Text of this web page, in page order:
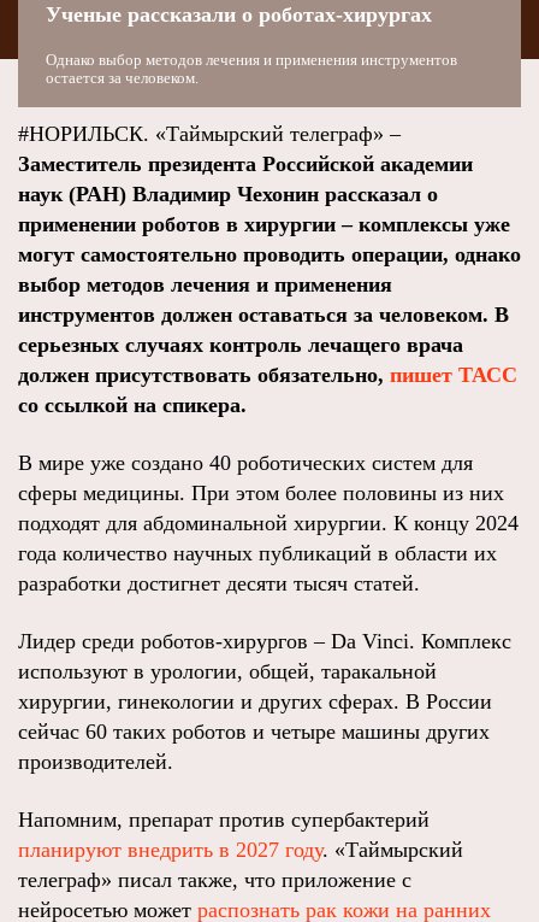
Ученые рассказали о роботах-хирургах
Однако выбор методов лечения и применения инструментов
остается за человеком.
#НОРИЛЬСК. «Таймырский телеграф» –
Заместитель президента Российской академии
наук (РАН) Владимир Чехонин рассказал о
применении роботов в хирургии – комплексы уже
могут самостоятельно проводить операции, однако
выбор методов лечения и применения
инструментов должен оставаться за человеком. В
серьезных случаях контроль лечащего врача
должен присутствовать обязательно, пишет ТАСС
со ссылкой на спикера.
В мире уже создано 40 роботических систем для
сферы медицины. При этом более половины из них
подходят для абдоминальной хирургии. К концу 2024
года количество научных публикаций в области их
разработки достигнет десяти тысяч статей.
Лидер среди роботов-хирургов – Da Vinci. Комплекс
используют в урологии, общей, таракальной
хирургии, гинекологии и других сферах. В России
сейчас 60 таких роботов и четыре машины других
производителей.
Напомним, препарат против супербактерий
планируют внедрить в 2027 году. «Таймырский
телеграф» писал также, что приложение с
нейросетью может распознать рак кожи на ранних